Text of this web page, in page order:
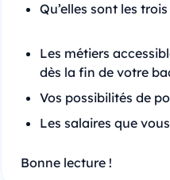
Qu’elles sont les
Les métiers
dès la fin de votre
Vos possibilités de
Les salaires que
Bonne lecture !